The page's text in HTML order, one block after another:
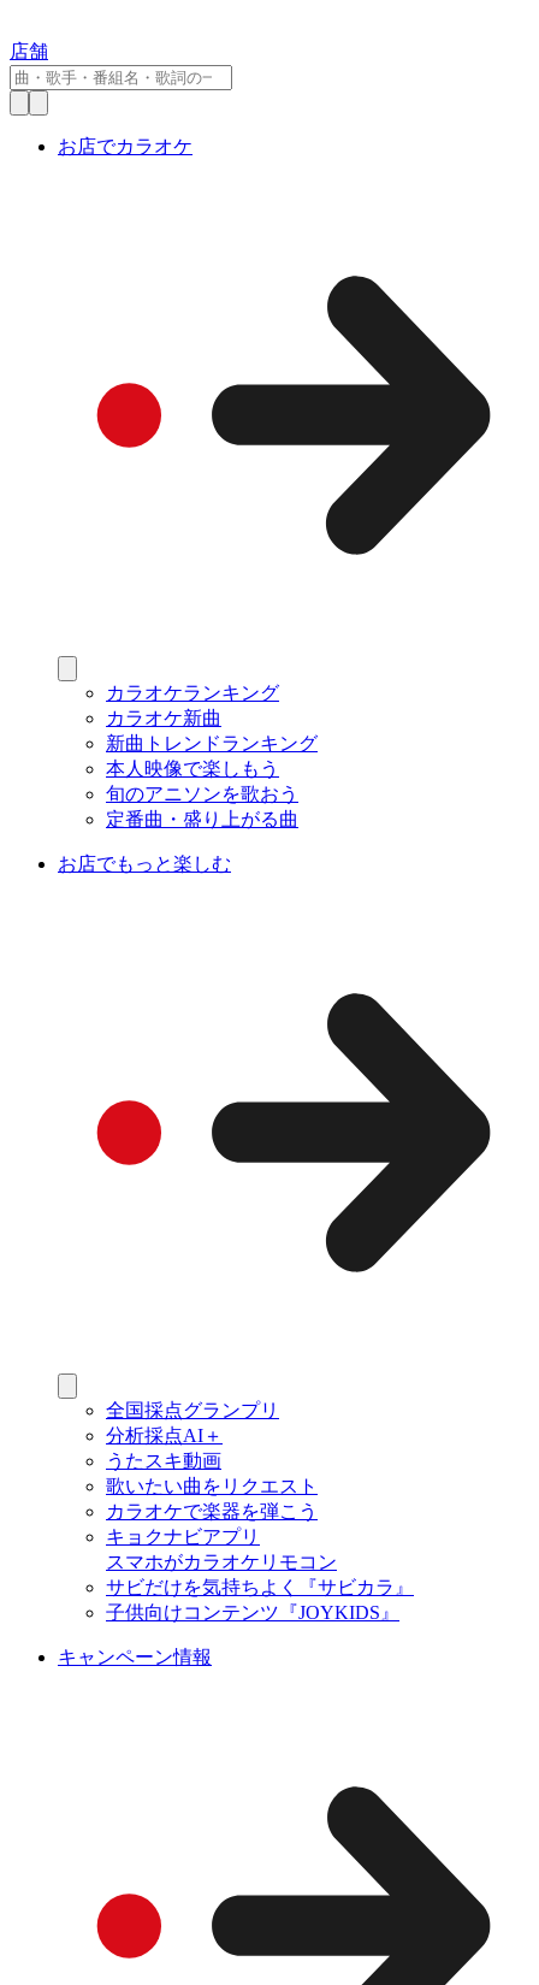
店舗
お店でカラオケ
カラオケランキング
カラオケ新曲
新曲トレンドランキング
本人映像で楽しもう
旬のアニソンを歌おう
定番曲・盛り上がる曲
お店でもっと楽しむ
全国採点グランプリ
分析採点AI＋
うたスキ動画
歌いたい曲をリクエスト
カラオケで楽器を弾こう
キョクナビアプリ
スマホがカラオケリモコン
サビだけを気持ちよく『サビカラ』
子供向けコンテンツ『JOYKIDS』
キャンペーン情報